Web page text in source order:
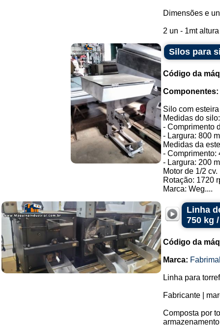
Dimensões e
2 un - 1mt
Silos para
Código da
Componentes:
Silo com
Medidas do silo:
- Comprimento
- Largura: 800
Medidas da
- Comprimento:
- Largura: 200
Motor de 1/2 cv.
Rotação: 1720
Marca: Weg....
Linha
750 kg
Código da
Marca:
Linha para
Fabricante |
Composta por